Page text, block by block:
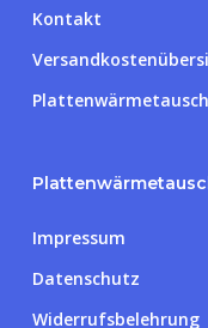
Kontakt
Impressum
Datenschutz
Widerrufsbelehrung